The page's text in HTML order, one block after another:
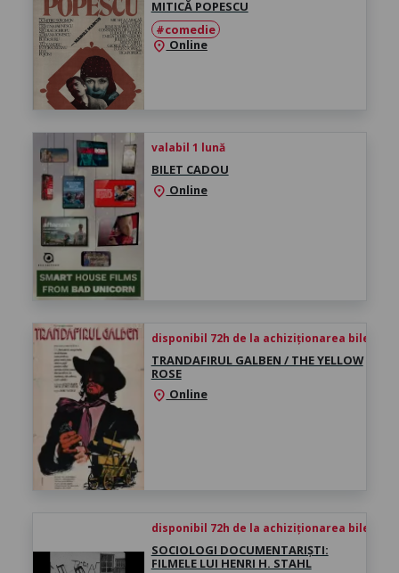
MITICĂ POPESCU
#comedie
location_on Online
valabil 1 lună
BILET CADOU
location_on Online
disponibil 72h de la achiziționarea biletului
TRANDAFIRUL GALBEN / THE YELLOW
ROSE
location_on Online
disponibil 72h de la achiziționarea biletului
SOCIOLOGI DOCUMENTARIȘTI:
FILMELE LUI HENRI H. STAHL